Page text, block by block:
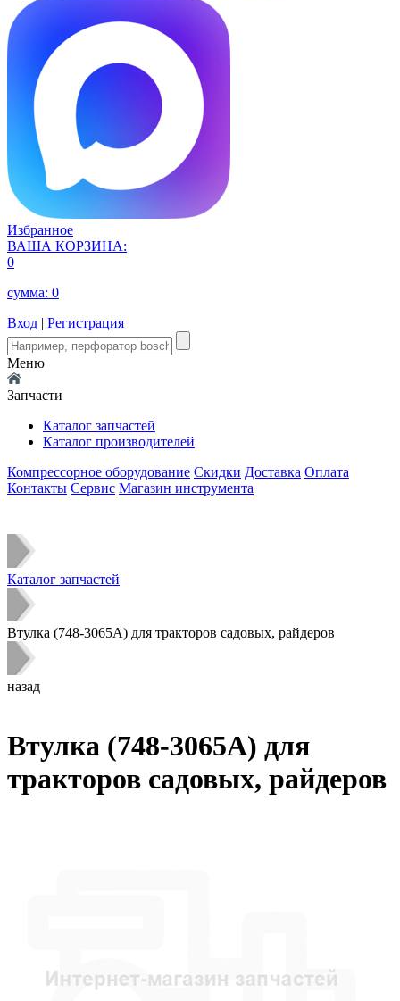
Избранное
ВАША КОРЗИНА:
0
сумма: 0
Вход | Регистрация
Меню
Запчасти
Каталог запчастей
Каталог производителей
Компрессорное оборудование Скидки Доставка Оплата
Контакты Сервис Магазин инструмента
Каталог запчастей
Втулка (748-3065A) для тракторов садовых, райдеров
назад
Втулка (748-3065A) для
тракторов садовых, райдеров